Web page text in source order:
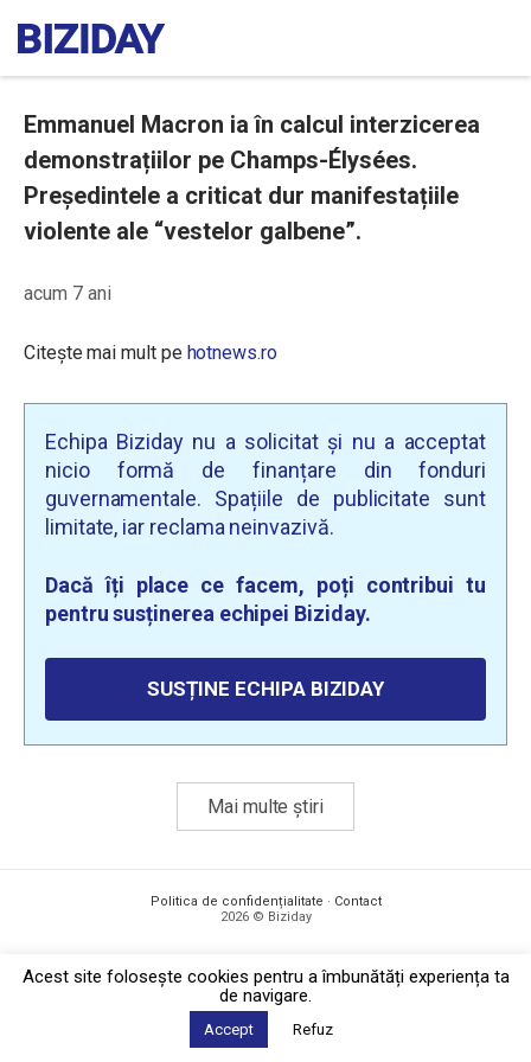
Emmanuel Macron ia în calcul interzicerea
demonstrațiilor pe Champs-Élysées.
Președintele a criticat dur manifestațiile
violente ale “vestelor galbene”.
acum 7 ani
Citește mai mult pe hotnews.ro
Echipa Biziday nu a solicitat și nu a acceptat
nicio formă de finanțare din fonduri
guvernamentale. Spațiile de publicitate sunt
limitate, iar reclama neinvazivă.
Dacă îți place ce facem, poți contribui tu
pentru susținerea echipei Biziday.
SUSȚINE ECHIPA BIZIDAY
Mai multe știri
Politica de confidențialitate · Contact
2026 © Biziday
Acest site foloseşte cookies pentru a îmbunătăți experiența ta
de navigare.
Accept Refuz